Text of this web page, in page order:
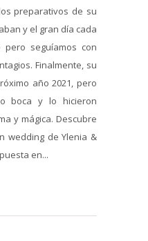
preparativos de su
y el gran día cada
seguíamos con
Finalmente, su
año 2021, pero
boca y lo hicieron
y mágica. Descubre
wedding de Ylenia &
en...